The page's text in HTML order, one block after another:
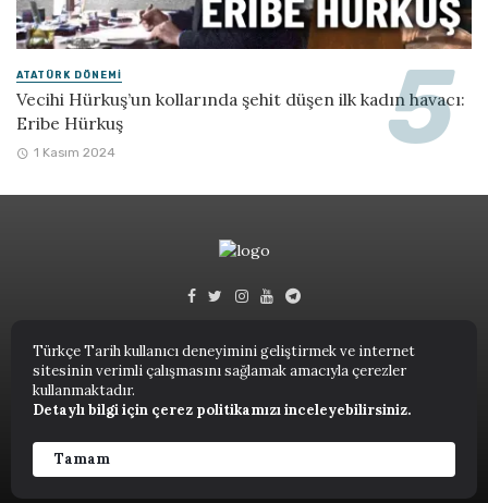
Türkçe Tarih kullanıcı deneyimini geliştirmek ve internet
sitesinin verimli çalışmasını sağlamak amacıyla çerezler
kullanmaktadır.
Detaylı bilgi için çerez politikamızı inceleyebilirsiniz.
Tamam
ATATÜRK DÖNEMI
Vecihi Hürkuş’un kollarında şehit düşen ilk kadın havacı:
Eribe Hürkuş
1 Kasım 2024
Türkçe Tarih © 2023.
TARIH TERIMLERI SÖZLÜĞÜ